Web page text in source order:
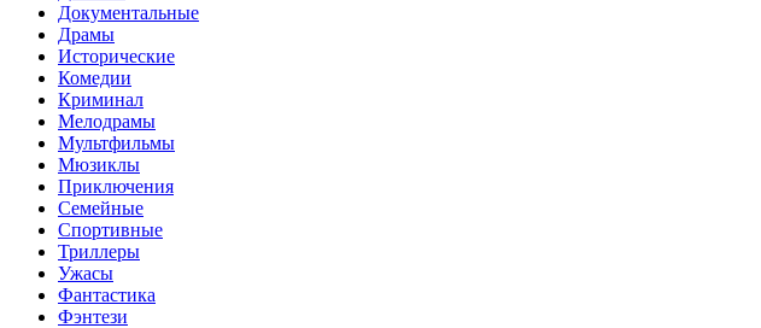
Документальные
Драмы
Исторические
Комедии
Криминал
Мелодрамы
Мультфильмы
Мюзиклы
Приключения
Семейные
Спортивные
Триллеры
Ужасы
Фантастика
Фэнтези